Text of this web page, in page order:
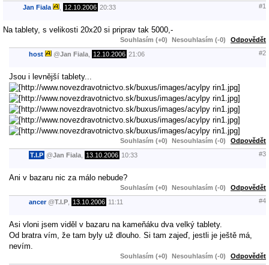
Jan Fiala 12.10.2006 20:33 #1
Na tablety, s velikosti 20x20 si priprav tak 5000,-
Souhlasím (+0) Nesouhlasím (-0) Odpovědět
host @Jan Fiala 12.10.2006 21:06 #2
Jsou i levnější tablety...
Souhlasím (+0) Nesouhlasím (-0) Odpovědět
T.I.P @Jan Fiala 13.10.2006 10:33 #3
Ani v bazaru nic za málo nebude?
Souhlasím (+0) Nesouhlasím (-0) Odpovědět
ancer @T.I.P 13.10.2006 11:11 #4
Asi vloni jsem viděl v bazaru na kameňáku dva velký tablety.
Od bratra vím, že tam byly už dlouho. Si tam zajeď, jestli je ještě má,
nevím.
Souhlasím (+0) Nesouhlasím (-0) Odpovědět